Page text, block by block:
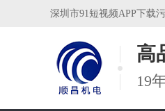
深圳市91短视频APP下载污黄电
高
19